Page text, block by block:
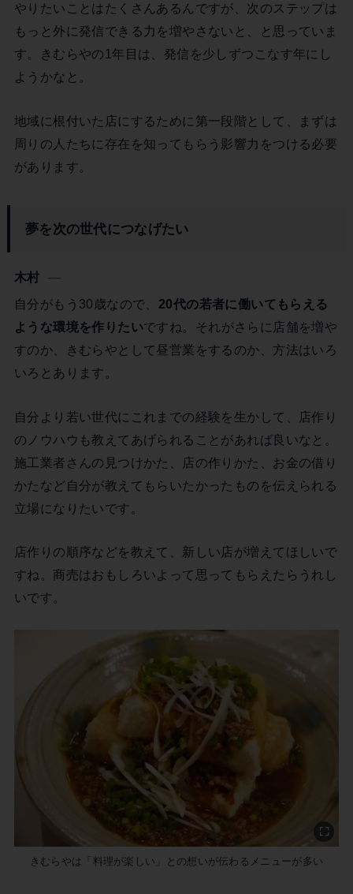
やりたいことはたくさんあるんですが、次のステップは
もっと外に発信できる力を増やさないと、と思っていま
す。きむらやの1年目は、発信を少しずつこなす年にし
ようかなと。
地域に根付いた店にするために第一段階として、まずは
周りの人たちに存在を知ってもらう影響力をつける必要
があります。
夢を次の世代につなげたい
木村
自分がもう30歳なので、 20代の若者に働いてもらえる
ような環境を作りたいですね。それがさらに店舗を増や
すのか、きむらやとして昼営業をするのか、方法はいろ
いろとあります。
自分より若い世代にこれまでの経験を生かして、店作り
のノウハウも教えてあげられることがあれば良いなと。
施工業者さんの見つけかた、店の作りかた、お金の借り
かたなど自分が教えてもらいたかったものを伝えられる
立場になりたいです。
店作りの順序などを教えて、新しい店が増えてほしいで
すね。商売はおもしろいよって思ってもらえたらうれし
いです。
きむらやは「料理が楽しい」との想いが伝わるメニューが多い